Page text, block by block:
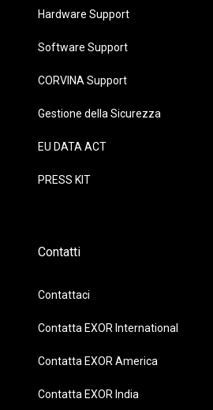
Hardware Support
Software Support
CORVINA Support
Gestione della Sicurezza
EU DATA ACT
PRESS KIT
Contatti
Contattaci
Contatta EXOR International
Contatta EXOR America
Contatta EXOR India